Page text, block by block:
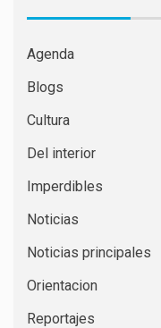
Agenda
Blogs
Cultura
Del interior
Imperdibles
Noticias
Noticias principales
Orientacion
Reportajes